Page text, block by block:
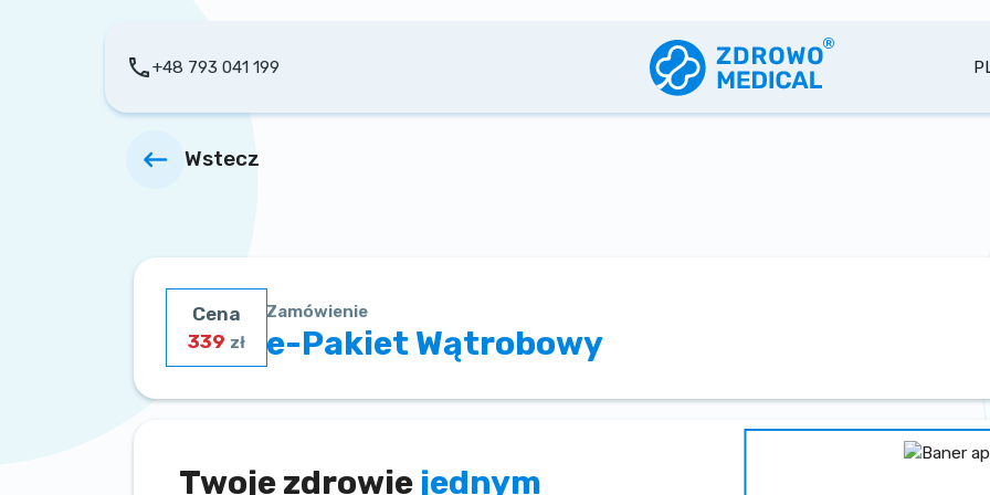
+48 793 041 199
Wstecz
Cena
339 zł
Zamówienie
e-Pakiet Wątrobowy
Twoje zdrowie jednym